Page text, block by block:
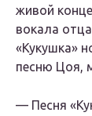
живой
вокала
«Кукушка»
песню Цоя,
— Песня